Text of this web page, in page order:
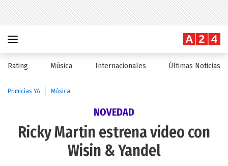
Rating Música Internacionales Últimas Noticias
Primicias YA Música
NOVEDAD
Ricky Martin estrena video con
Wisin & Yandel